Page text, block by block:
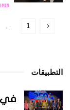
1
…
التطبيقات
في